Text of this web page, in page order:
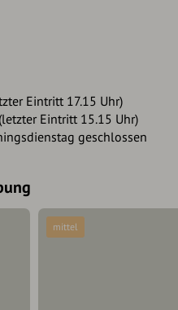
Eintritt 17.15 Uhr)
Eintritt 15.15 Uhr)
geschlossen
mittel